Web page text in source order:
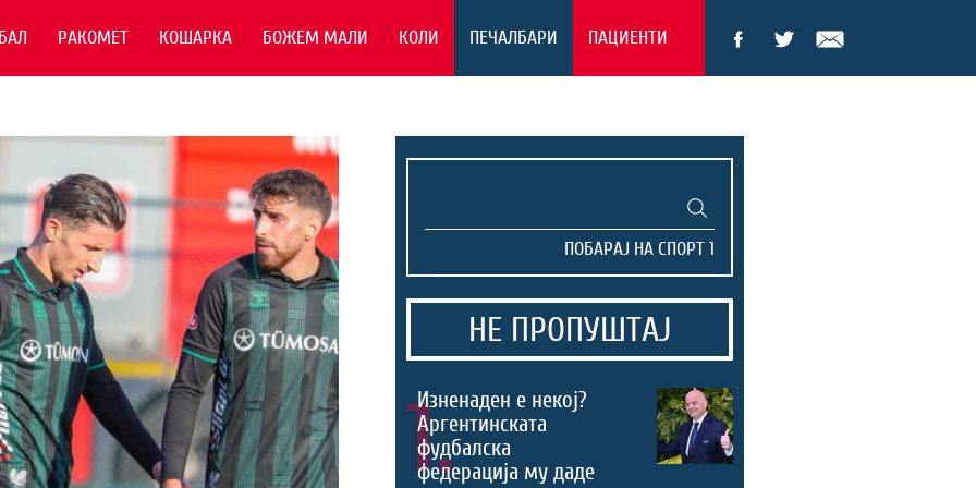
РАКОМЕТ КОШАРКА БОЖЕМ МАЛИ КОЛИ ПЕЧАЛБАРИ ПАЦИЕНТИ
НЕ ПРОПУШТАЈ
1.
Изненаден е некој?
Аргентинската
фудбалска
федерација му даде